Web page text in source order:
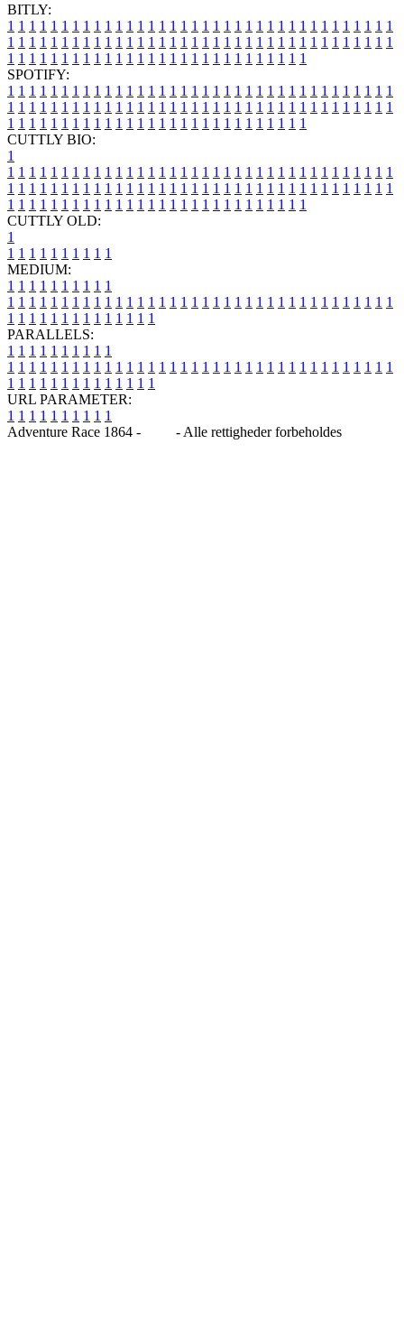
BITLY:
1 1 1 1 1 1 1 1 1 1 1 1 1 1 1 1 1 1 1 1 1 1 1 1 1 1 1 1 1 1 1 1 1 1 1 1
1 1 1 1 1 1 1 1 1 1 1 1 1 1 1 1 1 1 1 1 1 1 1 1 1 1 1 1 1 1 1 1 1 1 1 1
1 1 1 1 1 1 1 1 1 1 1 1 1 1 1 1 1 1 1 1 1 1 1 1 1 1 1 1
SPOTIFY:
1 1 1 1 1 1 1 1 1 1 1 1 1 1 1 1 1 1 1 1 1 1 1 1 1 1 1 1 1 1 1 1 1 1 1 1
1 1 1 1 1 1 1 1 1 1 1 1 1 1 1 1 1 1 1 1 1 1 1 1 1 1 1 1 1 1 1 1 1 1 1 1
1 1 1 1 1 1 1 1 1 1 1 1 1 1 1 1 1 1 1 1 1 1 1 1 1 1 1 1
CUTTLY BIO:
1
1 1 1 1 1 1 1 1 1 1 1 1 1 1 1 1 1 1 1 1 1 1 1 1 1 1 1 1 1 1 1 1 1 1 1 1
1 1 1 1 1 1 1 1 1 1 1 1 1 1 1 1 1 1 1 1 1 1 1 1 1 1 1 1 1 1 1 1 1 1 1 1
1 1 1 1 1 1 1 1 1 1 1 1 1 1 1 1 1 1 1 1 1 1 1 1 1 1 1 1
CUTTLY OLD:
1
1 1 1 1 1 1 1 1 1 1
MEDIUM:
1 1 1 1 1 1 1 1 1 1
1 1 1 1 1 1 1 1 1 1 1 1 1 1 1 1 1 1 1 1 1 1 1 1 1 1 1 1 1 1 1 1 1 1 1 1
1 1 1 1 1 1 1 1 1 1 1 1 1 1
PARALLELS:
1 1 1 1 1 1 1 1 1 1
1 1 1 1 1 1 1 1 1 1 1 1 1 1 1 1 1 1 1 1 1 1 1 1 1 1 1 1 1 1 1 1 1 1 1 1
1 1 1 1 1 1 1 1 1 1 1 1 1 1
URL PARAMETER:
1 1 1 1 1 1 1 1 1 1
Adventure Race 1864 -
- Alle rettigheder forbeholdes